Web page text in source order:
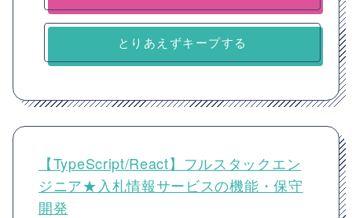
とりあえずキープする
【TypeScript/React】フルスタックエン
ジニア★入札情報サービスの機能・保守
開発